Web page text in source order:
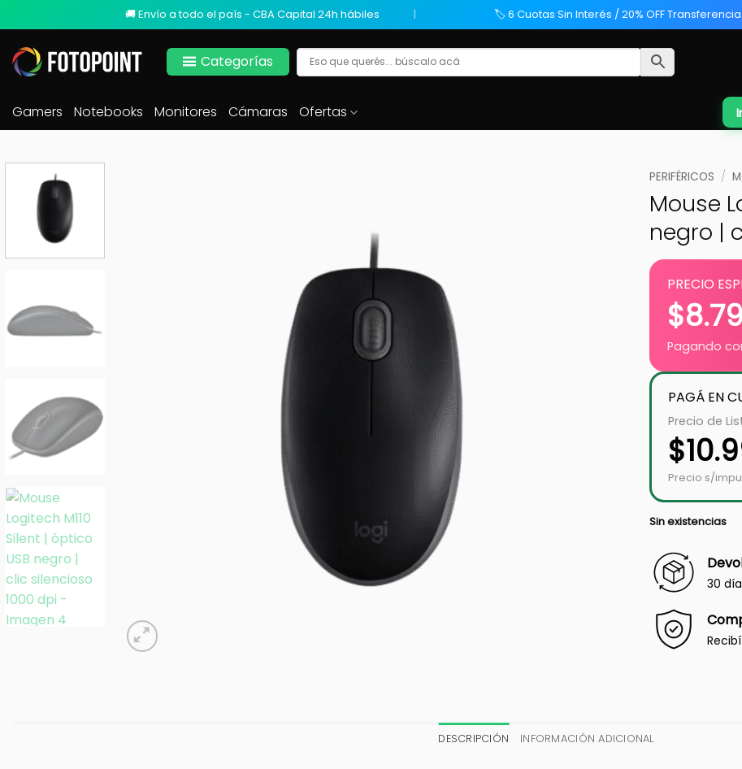
🚚 Envío a todo el país - CBA Capital 24h hábiles 🏷️ 6 Cuotas Sin Interés / 20% OFF Transferencia
Categorías
Gamers Notebooks Monitores Cámaras Ofertas
PERIFÉRICOS /
Mouse
negro |
PRECIO
$
Pagando
PAGÁ EN
Precio de
$
Precio s/
Sin existencias
30
DESCRIPCIÓN INFORMACIÓN ADICIONAL